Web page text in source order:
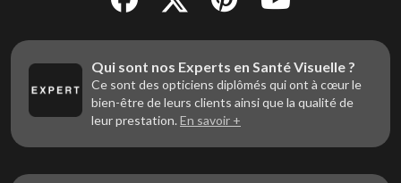
Qui sont nos Experts en Santé Visuelle ?
Ce sont des opticiens diplômés qui ont à cœur le
bien-être de leurs clients ainsi que la qualité de
leur prestation. En savoir +